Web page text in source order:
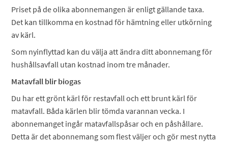
Priset på de olika abonnemangen är enligt gällande taxa.
Det kan tillkomma en kostnad för hämtning eller utkörning
av kärl.
Som nyinflyttad kan du välja att ändra ditt abonnemang för
hushållsavfall utan kostnad inom tre månader.
Matavfall blir biogas
Du har ett grönt kärl för restavfall och ett brunt kärl för
matavfall. Båda kärlen blir tömda varannan vecka. I
abonnemanget ingår matavfallspåsar och en påshållare.
Detta är det abonnemang som flest väljer och gör mest nytta